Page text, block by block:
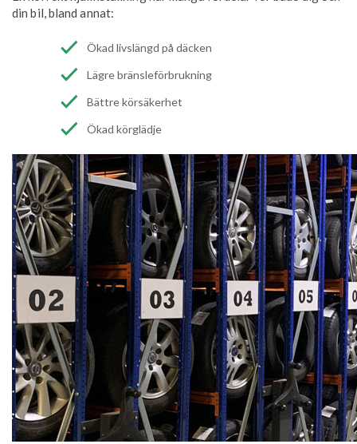
din bil, bland annat:
Ökad livslängd på däcken
Lägre bränsleförbrukning
Bättre körsäkerhet
Ökad körglädje